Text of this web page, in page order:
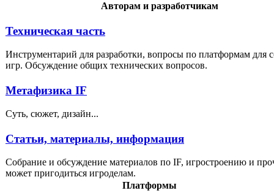
Авторам и разработчикам
Техническая часть
Инструментарий для разработки, вопросы по платформам для
игр. Обсуждение общих технических вопросов.
Метафизика IF
Суть, сюжет, дизайн...
Статьи, материалы, информация
Собрание и обсуждение материалов по IF, игростроению и
может пригодиться игроделам.
Платформы